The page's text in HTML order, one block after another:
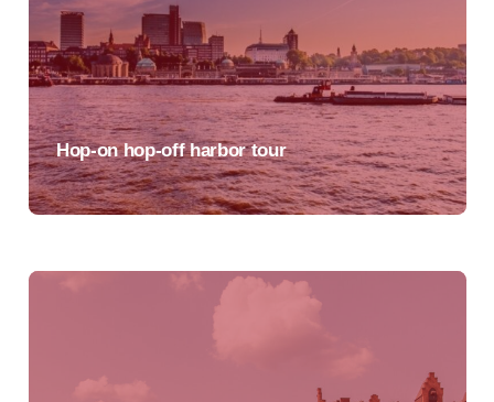
Hop-on hop-off harbor tour